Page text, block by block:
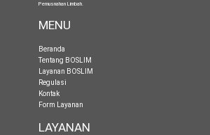
Pemusnahan Limbah.
MENU
Beranda
Tentang BOSLIM
Layanan BOSLIM
Regulasi
Kontak
Form Layanan
LAYANAN